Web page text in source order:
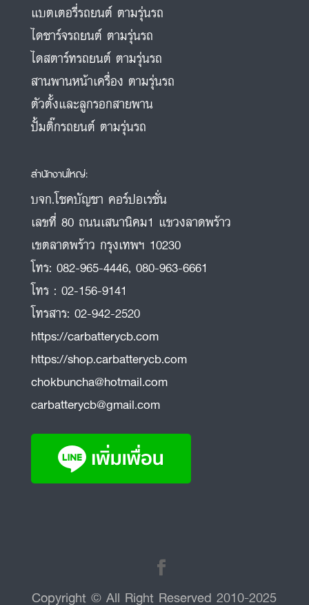
แบตเตอรี่รถยนต์ ตามรุ่นรถ
ไดชาร์จรถยนต์ ตามรุ่นรถ
ไดสตาร์ทรถยนต์ ตามรุ่นรถ
สานพานหน้าเครื่อง ตามรุ่นรถ
ตัวตั้งและลูกรอกสายพาน
ปั้มติ๊กรถยนต์ ตามรุ่นรถ
สำนักงานใหญ่:
บจก.โชคบัญชา คอร์ปอเรชั่น
เลขที่ 80 ถนนเสนานิคม1 แขวงลาดพร้าว
เขตลาดพร้าว กรุงเทพฯ 10230
โทร: 082-965-4446, 080-963-6661
โทร : 02-156-9141
โทรสาร: 02-942-2520
https://carbatterycb.com
https://shop.carbatterycb.com
chokbuncha@hotmail.com
carbatterycb@gmail.com
Copyright © All Right Reserved 2010-2025